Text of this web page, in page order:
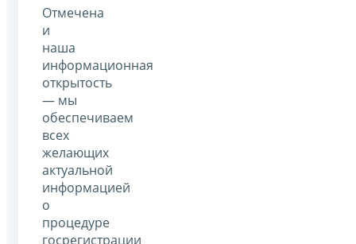
Отмечена
и
наша
информационная
открытость
— мы
обеспечиваем
всех
желающих
актуальной
информацией
о
процедуре
госрегистрации